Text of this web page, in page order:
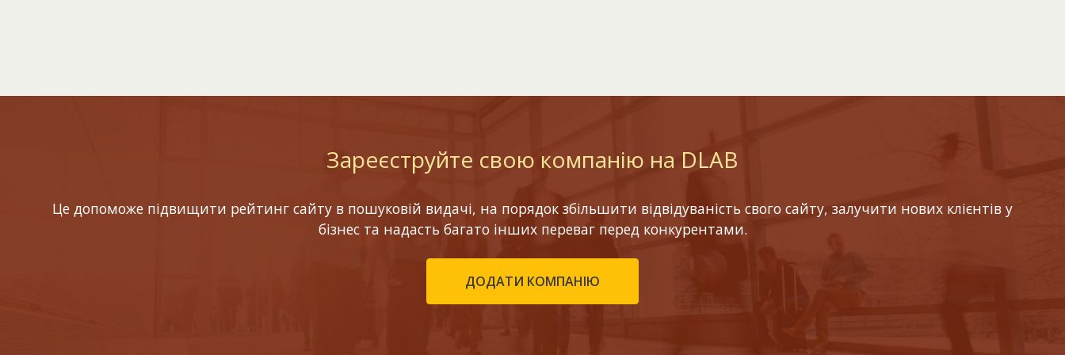
Зареєструйте свою компанію на DLAB
Це допоможе підвищити рейтинг сайту в пошуковій видачі, на порядок збільшити відвідуваність свого сайту, залучити нових клієнтів у
бізнес та надасть багато інших переваг перед конкурентами.
ДОДАТИ КОМПАНІЮ